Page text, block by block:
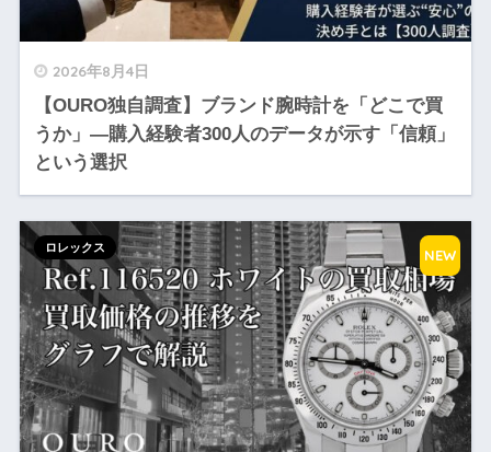
2026年8月4日
【OURO独自調査】ブランド腕時計を「どこで買
うか」—購入経験者300人のデータが示す「信頼」
という選択
ロレックス NEW